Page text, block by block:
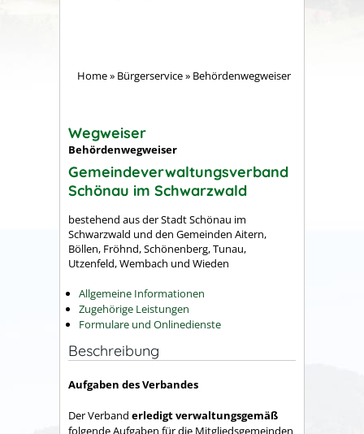
Home» Bürgerservice» Behördenwegweiser
Wegweiser
Behördenwegweiser
Gemeindeverwaltungsverband
Schönau im Schwarzwald
bestehend aus der Stadt Schönau im
Schwarzwald und den Gemeinden Aitern,
Böllen, Fröhnd, Schönenberg, Tunau,
Utzenfeld, Wembach und Wieden
Allgemeine Informationen
Zugehörige Leistungen
Formulare und Onlinedienste
Beschreibung
Aufgaben des Verbandes
Der Verband erledigt verwaltungsgemäß
folgende Aufgaben für die Mitgliedsgemeinden